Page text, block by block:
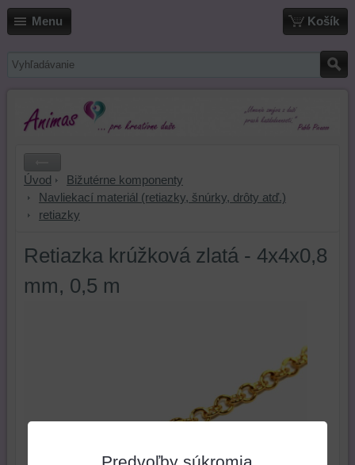
Menu Košík
Úvod
Bižutérne komponenty
Navliekací materiál (retiazky, šnúrky, drôty atď.)
retiazky
Retiazka krúžková zlatá - 4x4x0,8
mm, 0,5 m
Predvoľby súkromia